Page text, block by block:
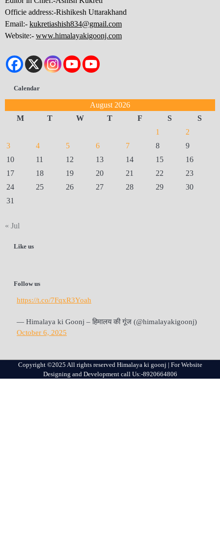
Officie address:-Rishikesh Uttarakhand
Email:- kukretiashish834@gmail.com
Website:- www.himalayakigoonj.com
Calendar
August 2026
M
T W T F S
S
1
2
3
4 5 6 7 8
9
10
11 12 13 14 15
16
17
18 19 20 21 22
23
24
25 26 27 28 29
30
31
« Jul
Like us
Follow us
https://t.co/7FqxR3Yoah
— Himalaya ki Goonj – हिमालय की गूंज (@himalayakigoonj)
October 6, 2025
Copyright ©2025 All rights reserved Himalaya ki goonj | For Website
Designing and Development call Us:-8920664806